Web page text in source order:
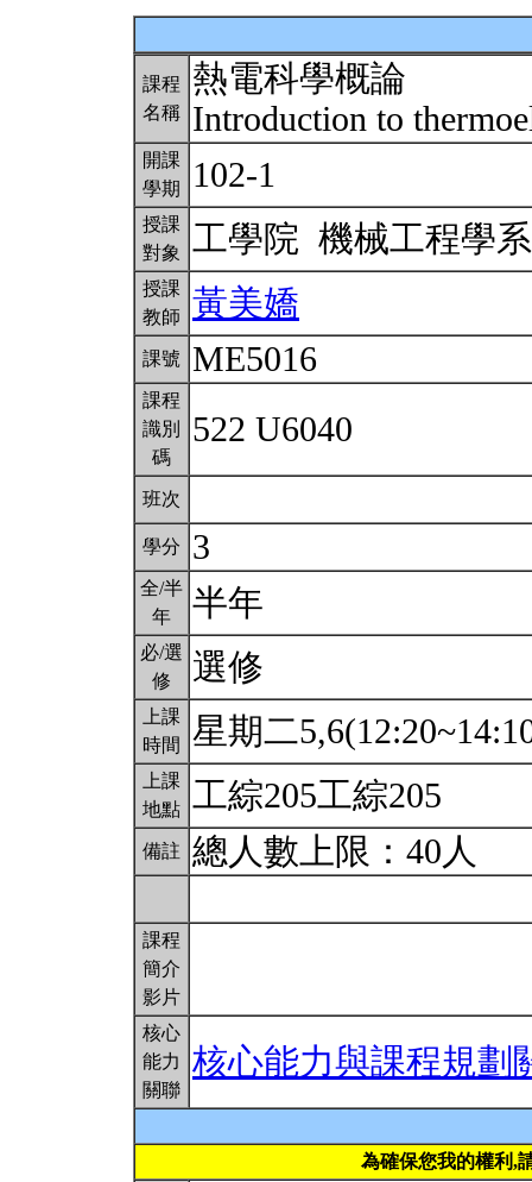
課程
名稱
熱電科學概論
Introduction to
開課
學期
102-1
授課
對象
工學院 機械工程學
授課
教師
黃美嬌
課號 ME5016
課程
識別
碼
522 U6040
班次
學分 3
全/半
年
半年
必/選
修
選修
上課
時間
星期二
上課
地點 工綜205工綜205
備註 總人數上限：40人
課程
簡介
影片
核心
能力
關聯
核心能力與課程規劃
為確保您我的權利,